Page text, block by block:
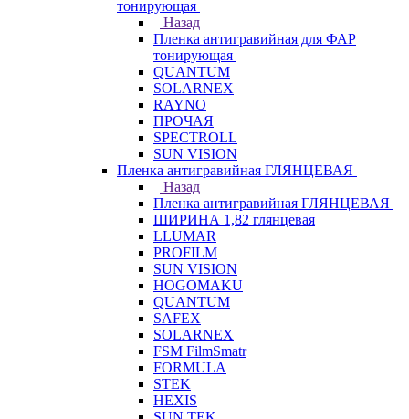
тонирующая
Назад
Пленка антигравийная для ФАР
тонирующая
QUANTUM
SOLARNEX
RAYNO
ПРОЧАЯ
SPECTROLL
SUN VISION
Пленка антигравийная ГЛЯНЦЕВАЯ
Назад
Пленка антигравийная ГЛЯНЦЕВАЯ
ШИРИНА 1,82 глянцевая
LLUMAR
PROFILM
SUN VISION
HOGOMAKU
QUANTUM
SAFEX
SOLARNEX
FSM FilmSmatr
FORMULA
STEK
HEXIS